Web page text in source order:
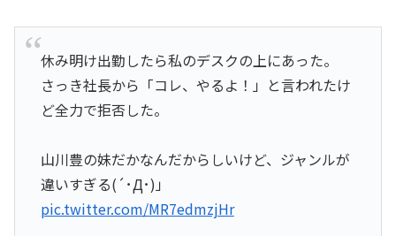
休み明け出勤したら私のデスクの上にあった。
さっき社長から「コレ、やるよ！」と言われたけ
ど全力で拒否した。
山川豊の妹だかなんだからしいけど、ジャンルが
違いすぎる(´･Д･)」
pic.twitter.com/MR7edmzjHr